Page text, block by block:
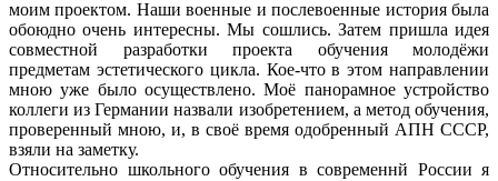
моим проектом. Наши военные и послевоенные история была
обоюдно очень интересны. Мы сошлись. Затем пришла идея
совместной разработки проекта обучения молодёжи
предметам эстетического цикла. Кое-что в этом направлении
мною уже было осуществлено. Моё панорамное устройство
коллеги из Германии назвали изобретением, а метод обучения,
проверенный мною, и, в своё время одобренный АПН СССР,
взяли на заметку.
Относительно школьного обучения в современнй России я